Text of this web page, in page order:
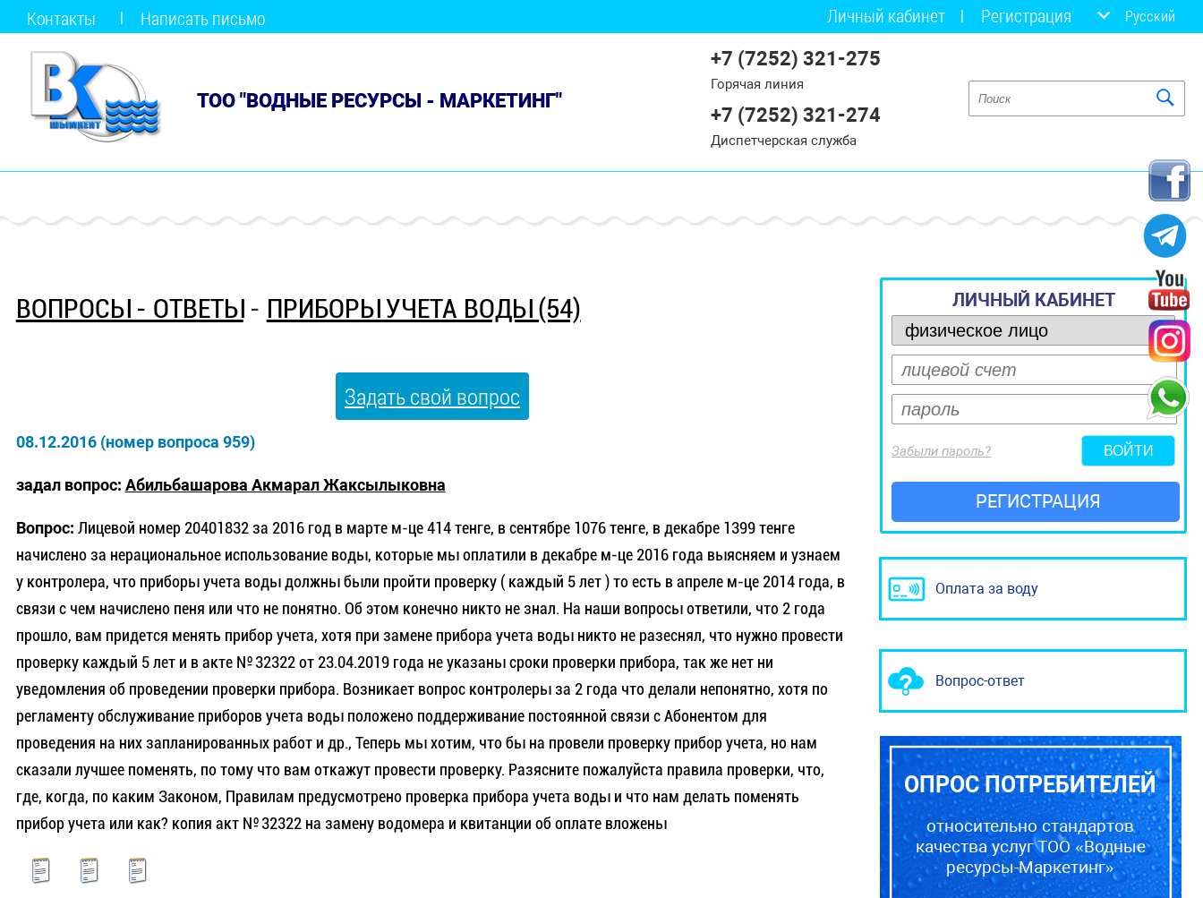
Контакты Написать письмо Личный кабинет Регистрация Русский
ТОО "ВОДНЫЕ РЕСУРСЫ - МАРКЕТИНГ"
+7 (7252) 321-275
Горячая линия
+7 (7252) 321-274
Диспетчерская служба
ВОПРОСЫ - ОТВЕТЫ- ПРИБОРЫ УЧЕТА ВОДЫ (54)
Задать свой вопрос
08.12.2016 (номер вопроса 959)
задал вопрос: Абильбашарова Акмарал Жаксылыковна
Вопрос: Лицевой номер 20401832 за 2016 год в марте м-це 414 тенге, в сентябре 1076 тенге, в декабре 1399 тенге
начислено за нерациональное использование воды, которые мы оплатили в декабре м-це 2016 года выясняем и узнаем
у контролера, что приборы учета воды должны были пройти проверку ( каждый 5 лет ) то есть в апреле м-це 2014 года, в
связи с чем начислено пеня или что не понятно. Об этом конечно никто не знал. На наши вопросы ответили, что 2 года
прошло, вам придется менять прибор учета, хотя при замене прибора учета воды никто не разеснял, что нужно провести
проверку каждый 5 лет и в акте № 32322 от 23.04.2019 года не указаны сроки проверки прибора, так же нет ни
уведомления об проведении проверки прибора. Возникает вопрос контролеры за 2 года что делали непонятно, хотя по
регламенту обслуживание приборов учета воды положено поддерживание постоянной связи с Абонентом для
проведения на них запланированных работ и др., Теперь мы хотим, что бы на провели проверку прибор учета, но нам
сказали лучшее поменять, по тому что вам откажут провести проверку. Разясните пожалуйста правила проверки, что,
где, когда, по каким Законом, Правилам предусмотрено проверка прибора учета воды и что нам делать поменять
прибор учета или как? копия акт № 32322 на замену водомера и квитанции об оплате вложены
ЛИЧНЫЙ КАБИНЕТ
Забыли пароль?
РЕГИСТРАЦИЯ
Оплата за воду
Вопрос-ответ
ОПРОС ПОТРЕБИТЕЛЕЙ
относительно стандартов
качества услуг ТОО «Водные
ресурсы-Маркетинг»